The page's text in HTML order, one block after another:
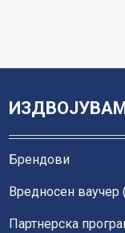
Брендови
Вредносен ваучер
Партнерска